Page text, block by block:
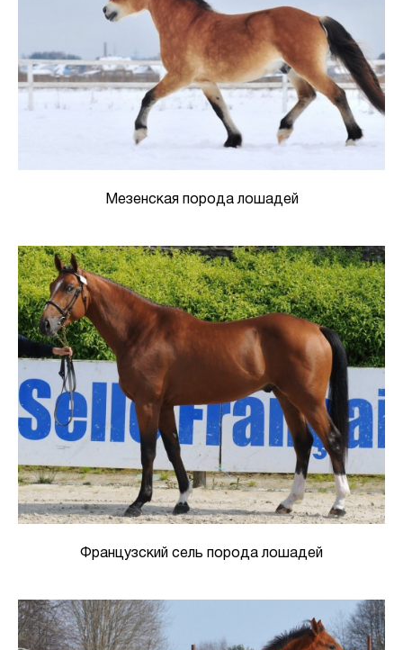
Мезенская порода лошадей
Французский сель порода лошадей